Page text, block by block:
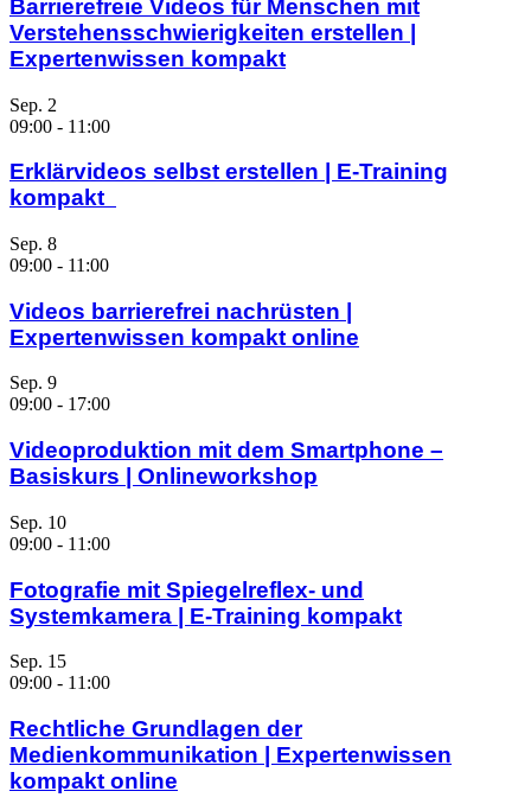
Barrierefreie Videos für Menschen mit
Verstehensschwierigkeiten erstellen |
Expertenwissen kompakt
Sep. 2
09:00 - 11:00
Erklärvideos selbst erstellen | E-Training
kompakt
Sep. 8
09:00 - 11:00
Videos barrierefrei nachrüsten |
Expertenwissen kompakt online
Sep. 9
09:00 - 17:00
Videoproduktion mit dem Smartphone –
Basiskurs | Onlineworkshop
Sep. 10
09:00 - 11:00
Fotografie mit Spiegelreflex- und
Systemkamera | E-Training kompakt
Sep. 15
09:00 - 11:00
Rechtliche Grundlagen der
Medienkommunikation | Expertenwissen
kompakt online